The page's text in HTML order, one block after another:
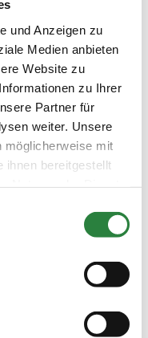
und Anzeigen zu
Medien anbieten
Website zu
zu Ihrer
Partner für
weiter. Unsere
möglicherweise mit
ihnen bereitgestellt
gerne im Sattel.
Flambeau,
und sein Geselle
und das
tun haben, ein